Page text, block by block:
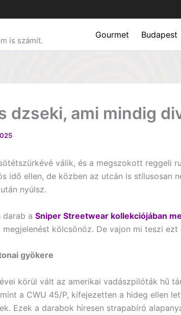
is számít.
Gourmet Budapest
dzseki, ami mindig
válik, és a megszokott reggeli
idő ellen, de közben az utcán is stílusosan
nyúlsz.
darab a Sniper Streetwear kollekciójában
megjelenést kölcsönöz. De vajon mi teszi
gyökere
körül vált az amerikai vadászpilóták hű
a CWU 45/P, kifejezetten a hideg ellen
Ezek a darabok híresen strapabíró